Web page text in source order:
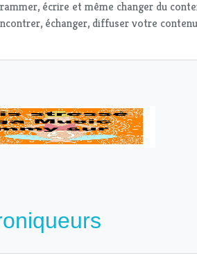
écrire et même changer du
échanger, diffuser votre